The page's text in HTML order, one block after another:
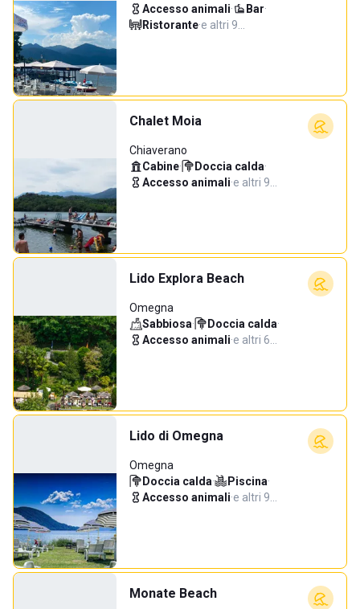
Accesso animali· Bar·
Ristorante·e altri 9…
Chalet Moia
Chiaverano
Cabine· Doccia calda·
Accesso animali·e altri 9…
Lido Explora Beach
Omegna
Sabbiosa· Doccia calda·
Accesso animali·e altri 6…
Lido di Omegna
Omegna
Doccia calda· Piscina·
Accesso animali·e altri 9…
Monate Beach